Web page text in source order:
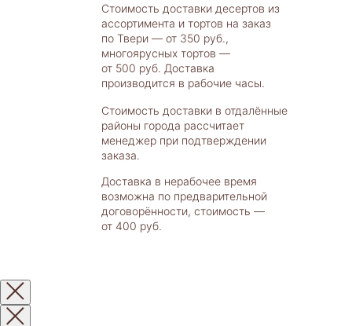
Стоимость доставки десертов из
ассортимента и тортов на заказ
по Твери — от 350 руб.,
многоярусных тортов —
от 500 руб. Доставка
производится в рабочие часы.
Стоимость доставки в отдалённые
районы города рассчитает
менеджер при подтверждении
заказа.
Доставка в нерабочее время
возможна по предварительной
договорённости, стоимость —
от 400 руб.